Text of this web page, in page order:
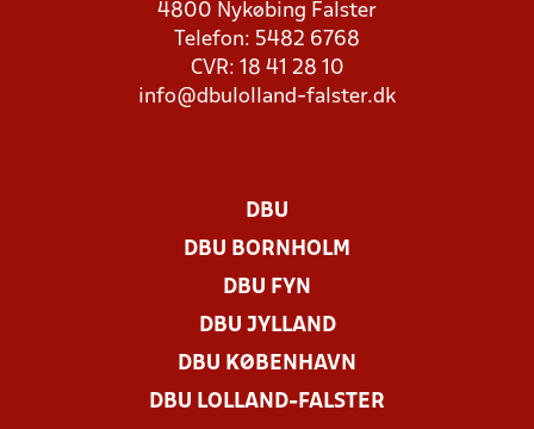
4800 Nykøbing Falster
Telefon: 5482 6768
CVR: 18 41 28 10
info@dbulolland-falster.dk
DBU
DBU BORNHOLM
DBU FYN
DBU JYLLAND
DBU KØBENHAVN
DBU LOLLAND-FALSTER